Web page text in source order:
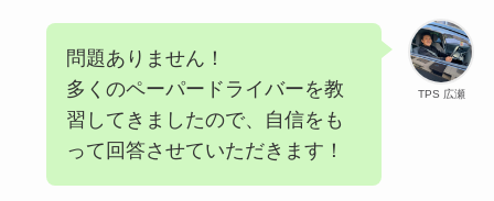
TPS 広瀬
問題ありません！
多くのペーパードライバーを教
習してきましたので、自信をも
って回答させていただきます！